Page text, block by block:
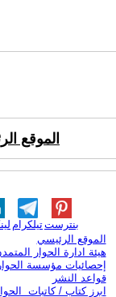
الموقع
تيلكرامبنترست
الموقع الرئيسي
هيئة ادارة الحوار
إحصائيات مؤسسة
قواعد النشر
ابرز كتاب / كاتبات